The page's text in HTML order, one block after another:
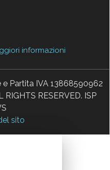
informazioni
Partita IVA 13868590962
RESERVED. ISP
sito